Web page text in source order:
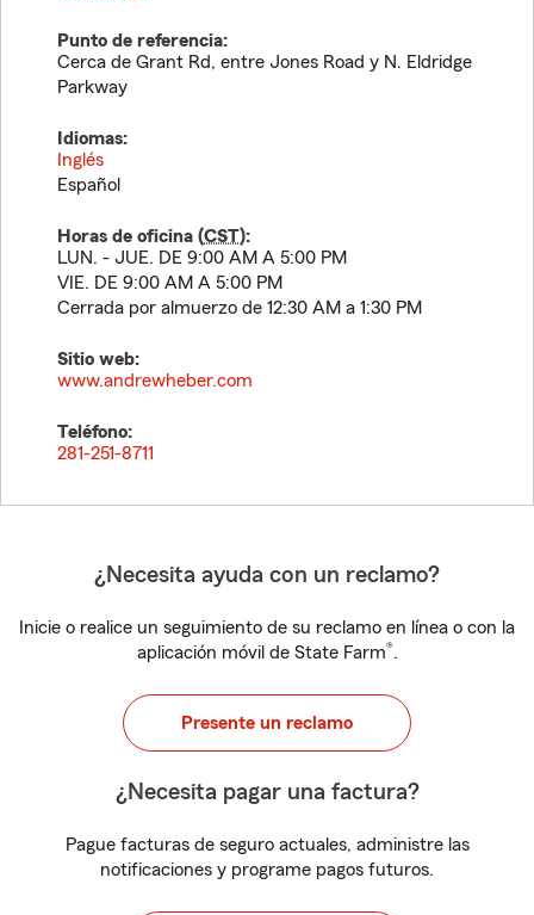
Punto de referencia:
Cerca de Grant Rd, entre Jones Road y N. Eldridge
Parkway
Idiomas:
Inglés
Español
Horas de oficina (CST):
LUN. - JUE. DE 9:00 AM A 5:00 PM
VIE. DE 9:00 AM A 5:00 PM
Cerrada por almuerzo de 12:30 AM a 1:30 PM
Sitio web:
www.andrewheber.com
Teléfono:
281-251-8711
¿Necesita ayuda con un reclamo?
Inicie o realice un seguimiento de su reclamo en línea o con la
aplicación móvil de State Farm®.
Presente un reclamo
¿Necesita pagar una factura?
Pague facturas de seguro actuales, administre las
notificaciones y programe pagos futuros.